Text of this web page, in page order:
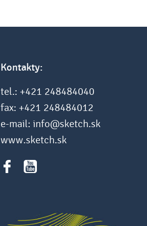
Kontakty:
tel.: +421 248484040
fax: +421 248484012
e-mail: info@sketch.sk
www.sketch.sk